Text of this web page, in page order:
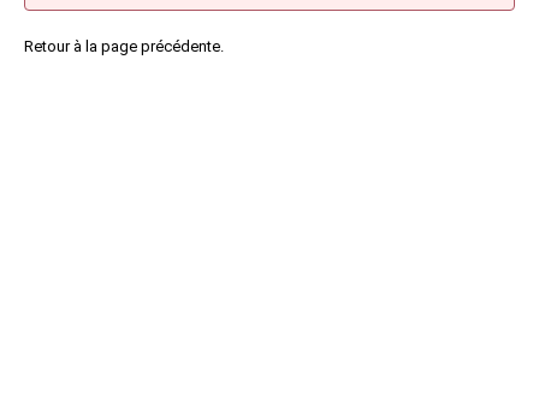
Retour à la page précédente.